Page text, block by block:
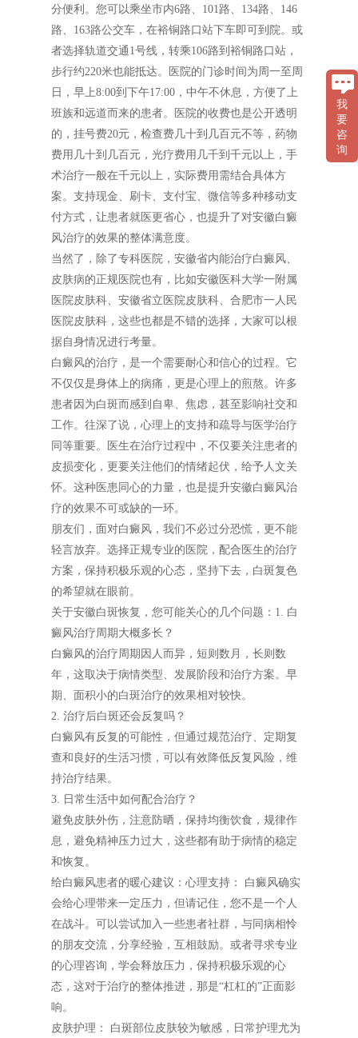
分便利。您可以乘坐市内6路、101路、134路、146
路、163路公交车，在裕铜路口站下车即可到院。或
者选择轨道交通1号线，转乘106路到裕铜路口站，
步行约220米也能抵达。医院的门诊时间为周一至周
日，早上8:00到下午17:00，中午不休息，方便了上
班族和远道而来的患者。医院的收费也是公开透明
的，挂号费20元，检查费几十到几百元不等，药物
费用几十到几百元，光疗费用几千到千元以上，手
术治疗一般在千元以上，实际费用需结合具体方
案。支持现金、刷卡、支付宝、微信等多种移动支
付方式，让患者就医更省心，也提升了对安徽白癜
风治疗的效果的整体满意度。
当然了，除了专科医院，安徽省内能治疗白癜风、
皮肤病的正规医院也有，比如安徽医科大学一附属
医院皮肤科、安徽省立医院皮肤科、合肥市一人民
医院皮肤科，这些也都是不错的选择，大家可以根
据自身情况进行考量。
白癜风的治疗，是一个需要耐心和信心的过程。它
不仅仅是身体上的病痛，更是心理上的煎熬。许多
患者因为白斑而感到自卑、焦虑，甚至影响社交和
工作。往深了说，心理上的支持和疏导与医学治疗
同等重要。医生在治疗过程中，不仅要关注患者的
皮损变化，更要关注他们的情绪起伏，给予人文关
怀。这种医患同心的力量，也是提升安徽白癜风治
疗的效果不可或缺的一环。
朋友们，面对白癜风，我们不必过分恐慌，更不能
轻言放弃。选择正规专业的医院，配合医生的治疗
方案，保持积极乐观的心态，坚持下去，白斑复色
的希望就在眼前。
关于安徽白斑恢复，您可能关心的几个问题：1. 白
癜风治疗周期大概多长？
白癜风的治疗周期因人而异，短则数月，长则数
年，这取决于病情类型、发展阶段和治疗方案。早
期、面积小的白斑治疗的效果相对较快。
2. 治疗后白斑还会反复吗？
白癜风有反复的可能性，但通过规范治疗、定期复
查和良好的生活习惯，可以有效降低反复风险，维
持治疗结果。
3. 日常生活中如何配合治疗？
避免皮肤外伤，注意防晒，保持均衡饮食，规律作
息，避免精神压力过大，这些都有助于病情的稳定
和恢复。
给白癜风患者的暖心建议：心理支持： 白癜风确实
会给心理带来一定压力，但请记住，您不是一个人
在战斗。可以尝试加入一些患者社群，与同病相怜
的朋友交流，分享经验，互相鼓励。或者寻求专业
的心理咨询，学会释放压力，保持积极乐观的心
态，这对于治疗的整体推进，那是“杠杠的”正面影
响。
皮肤护理： 白斑部位皮肤较为敏感，日常护理尤为
我
要
咨
询